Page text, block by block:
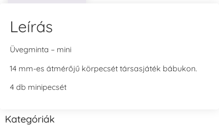
Leírás
Üvegminta – mini
14 mm-es átmérőjű körpecsét társasjáték bábukon.
4 db minipecsét
Kategóriák